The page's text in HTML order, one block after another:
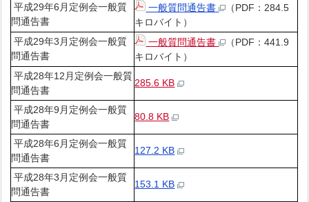
平成29年6月定例会一般質
問通告書
一般質問通告書
（PDF：284.5
キロバイト）
平成29年3月定例会一般質
問通告書
一般質問通告書
（PDF：441.9
キロバイト）
平成28年12月定例会一般質
問通告書
285.6 KB
平成28年9月定例会一般質
問通告書
80.8 KB
平成28年6月定例会一般質
問通告書
127.2 KB
平成28年3月定例会一般質
問通告書
153.1 KB